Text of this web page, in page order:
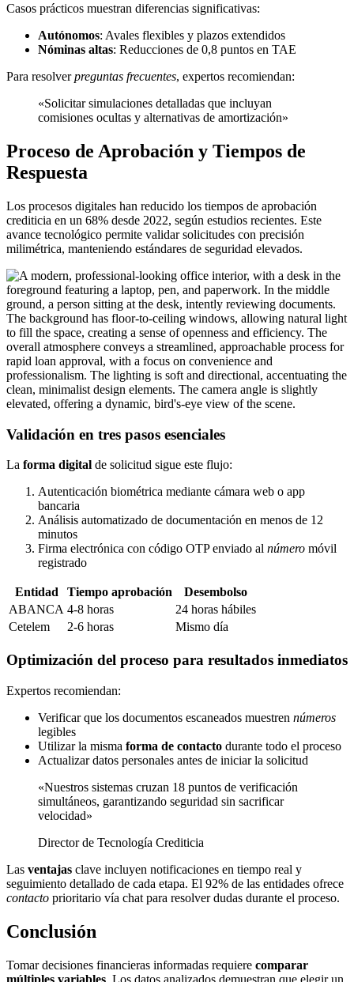
Casos prácticos muestran diferencias significativas:
Autónomos: Avales flexibles y plazos extendidos
Nóminas altas: Reducciones de 0,8 puntos en TAE
Para resolverpreguntas frecuentes, expertos recomiendan:
«Solicitar simulaciones detalladas que incluyan
comisiones ocultas y alternativas de amortización»
Proceso de Aprobación y Tiempos de
Respuesta
Los procesos digitales han reducido los tiempos de aprobación
crediticia en un 68% desde 2022, según estudios recientes. Este
avance tecnológico permite validar solicitudes con precisión
milimétrica, manteniendo estándares de seguridad elevados.
Validación en tres pasos esenciales
La forma digital de solicitud sigue este flujo:
Autenticación biométrica mediante cámara web o app
bancaria
Análisis automatizado de documentación en menos de 12
minutos
Firma electrónica con código OTP enviado al número móvil
registrado
Entidad Tiempo aprobación
Desembolso
ABANCA 4-8 horas
24 horas hábiles
Cetelem
2-6 horas Mismo día
Optimización del proceso para resultados inmediatos
Expertos recomiendan:
Verificar que los documentos escaneados muestren números
legibles
Utilizar la misma forma de contacto durante todo el proceso
Actualizar datos personales antes de iniciar la solicitud
«Nuestros sistemas cruzan 18 puntos de verificación
simultáneos, garantizando seguridad sin sacrificar
velocidad»
Director de Tecnología Crediticia
Las ventajas clave incluyen notificaciones en tiempo real y
seguimiento detallado de cada etapa. El 92% de las entidades ofrece
contacto prioritario vía chat para resolver dudas durante el proceso.
Conclusión
Tomar decisiones financieras informadas requiere comparar
múltiples variables . Los datos analizados demuestran que elegir un